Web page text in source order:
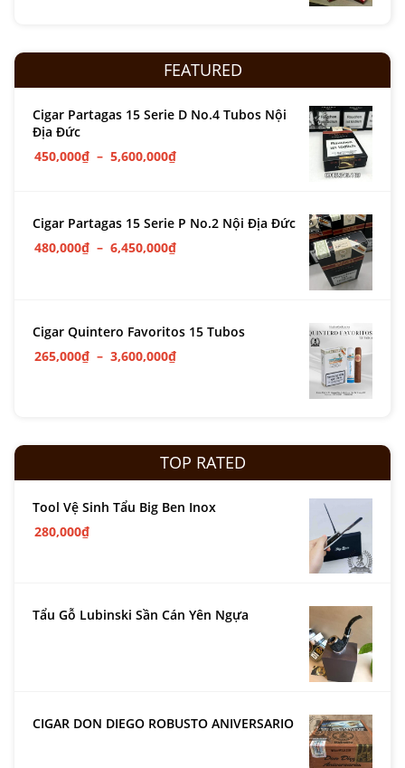
FEATURED
Cigar Partagas 15 Serie D No.4 Tubos Nội
Địa Đức
450,000₫ – 5,600,000₫
Cigar Partagas 15 Serie P No.2 Nội Địa Đức
480,000₫ – 6,450,000₫
Cigar Quintero Favoritos 15 Tubos
265,000₫ – 3,600,000₫
TOP RATED
Tool Vệ Sinh Tẩu Big Ben Inox
280,000₫
Tẩu Gỗ Lubinski Sần Cán Yên Ngựa
CIGAR DON DIEGO ROBUSTO ANIVERSARIO